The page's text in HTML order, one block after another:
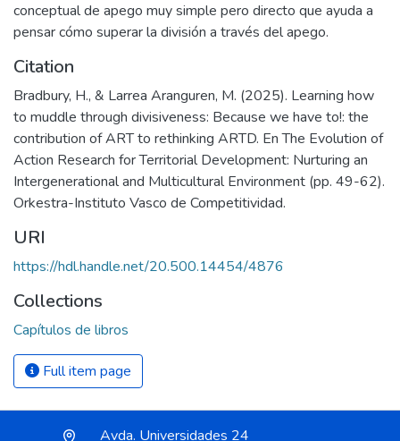
conceptual de apego muy simple pero directo que ayuda a
pensar cómo superar la división a través del apego.
Citation
Bradbury, H., & Larrea Aranguren, M. (2025). Learning how
to muddle through divisiveness: Because we have to!: the
contribution of ART to rethinking ARTD. En The Evolution of
Action Research for Territorial Development: Nurturing an
Intergenerational and Multicultural Environment (pp. 49-62).
Orkestra-Instituto Vasco de Competitividad.
URI
https://hdl.handle.net/20.500.14454/4876
Collections
Capítulos de libros
Full item page
Avda. Universidades 24